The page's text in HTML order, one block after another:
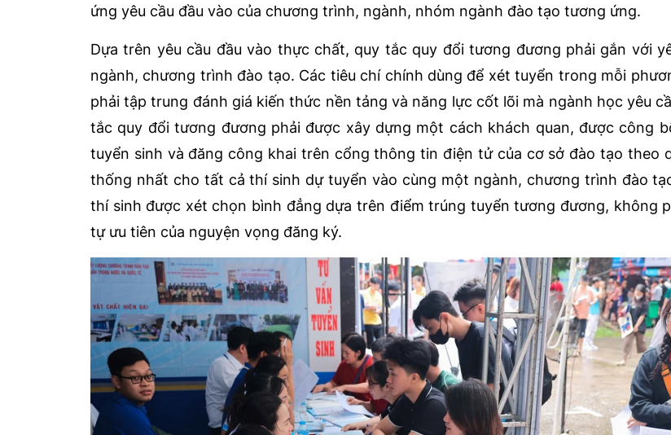
ứng yêu cầu đầu vào của chương trình, ngành, nhóm ngành đào tạo tương ứng.
Dựa trên yêu cầu đầu vào thực chất, quy tắc quy đổi tương đương phải gắn với
ngành, chương trình đào tạo. Các tiêu chí chính dùng để xét tuyển trong mỗi
phải tập trung đánh giá kiến thức nền tảng và năng lực cốt lõi mà ngành học yêu
tắc quy đổi tương đương phải được xây dựng một cách khách quan, được công
tuyển sinh và đăng công khai trên cổng thông tin điện tử của cơ sở đào tạo theo
thống nhất cho tất cả thí sinh dự tuyển vào cùng một ngành, chương trình đào
thí sinh được xét chọn bình đẳng dựa trên điểm trúng tuyển tương đương, không
tự ưu tiên của nguyện vọng đăng ký.